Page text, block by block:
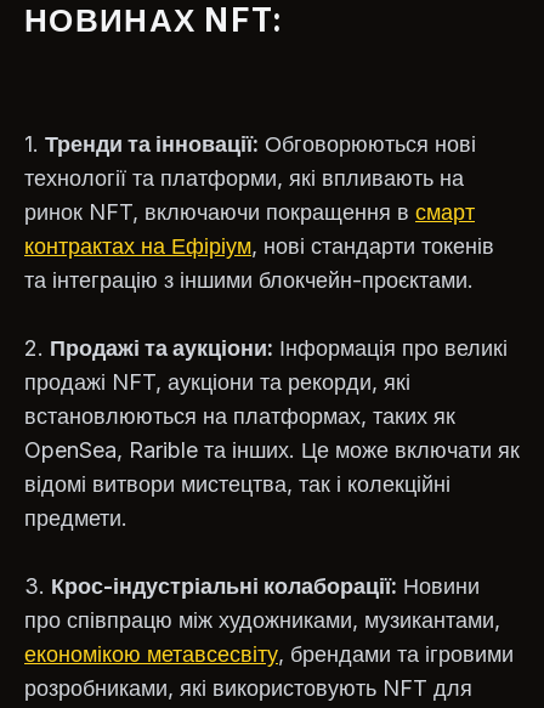
НОВИНАХ NFT:
1. Тренди та інновації: Обговорюються нові
технології та платформи, які впливають на
ринок NFT, включаючи покращення в смарт
контрактах на Ефіріум, нові стандарти токенів
та інтеграцію з іншими блокчейн-проєктами.
2. Продажі та аукціони: Інформація про великі
продажі NFT, аукціони та рекорди, які
встановлюються на платформах, таких як
OpenSea, Rarible та інших. Це може включати як
відомі витвори мистецтва, так і колекційні
предмети.
3. Крос-індустріальні колаборації: Новини
про співпрацю між художниками, музикантами,
економікою метавсесвіту, брендами та ігровими
розробниками, які використовують NFT для